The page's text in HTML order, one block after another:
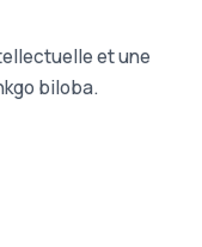
et une
biloba.